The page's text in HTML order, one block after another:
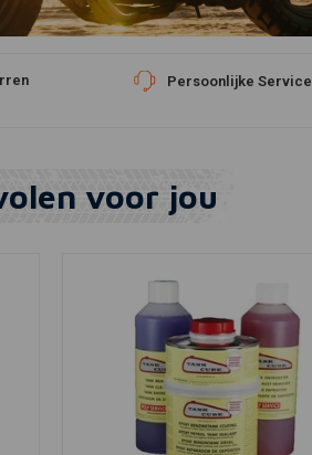
Persoonlijke Service
voor jou